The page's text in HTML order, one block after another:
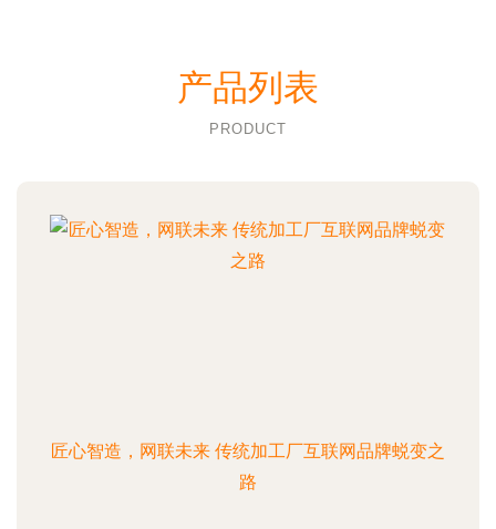
产品列表
PRODUCT
匠心智造，网联未来 传统加工厂互联网品牌蜕变之
路